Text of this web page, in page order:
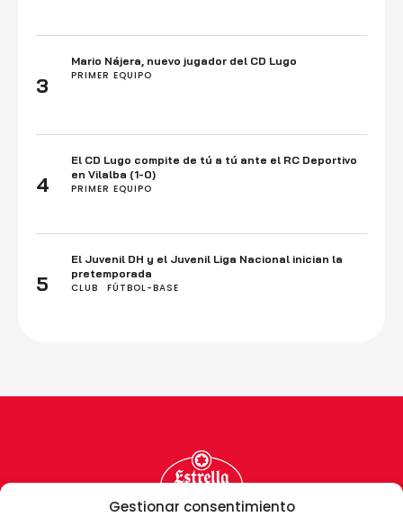
Gestionar consentimiento
3
Mario Nájera, nuevo jugador del CD Lugo
PRIMER EQUIPO
4
El CD Lugo compite de tú a tú ante el RC Deportivo
en Vilalba (1-0)
PRIMER EQUIPO
5
El Juvenil DH y el Juvenil Liga Nacional inician la
pretemporada
CLUB
FÚTBOL-BASE